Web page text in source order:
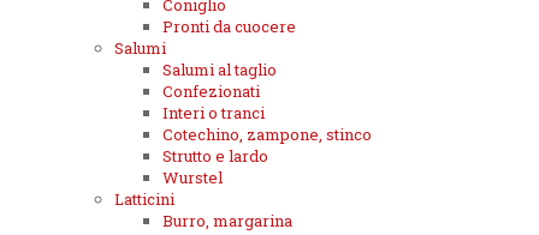
Coniglio
Pronti da cuocere
Salumi
Salumi al taglio
Confezionati
Interi o tranci
Cotechino, zampone, stinco
Strutto e lardo
Wurstel
Latticini
Burro, margarina